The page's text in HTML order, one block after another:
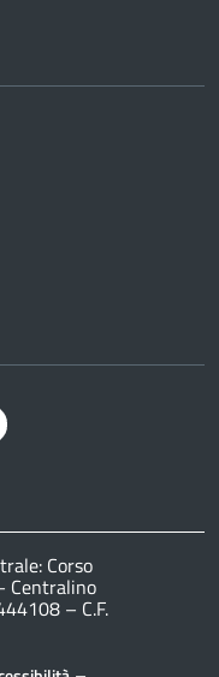
Corso
Centralino
– C.F.